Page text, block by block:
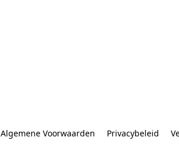
Algemene Voorwaarden Privacybeleid